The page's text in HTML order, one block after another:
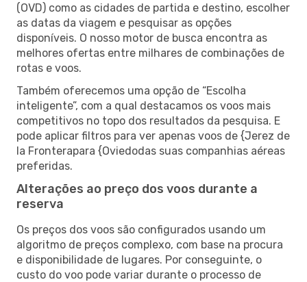
(OVD) como as cidades de partida e destino, escolher
as datas da viagem e pesquisar as opções
disponíveis. O nosso motor de busca encontra as
melhores ofertas entre milhares de combinações de
rotas e voos.
Também oferecemos uma opção de “Escolha
inteligente”, com a qual destacamos os voos mais
competitivos no topo dos resultados da pesquisa. E
pode aplicar filtros para ver apenas voos de {Jerez de
la Fronterapara {Oviedodas suas companhias aéreas
preferidas.
Alterações ao preço dos voos durante a
reserva
Os preços dos voos são configurados usando um
algoritmo de preços complexo, com base na procura
e disponibilidade de lugares. Por conseguinte, o
custo do voo pode variar durante o processo de